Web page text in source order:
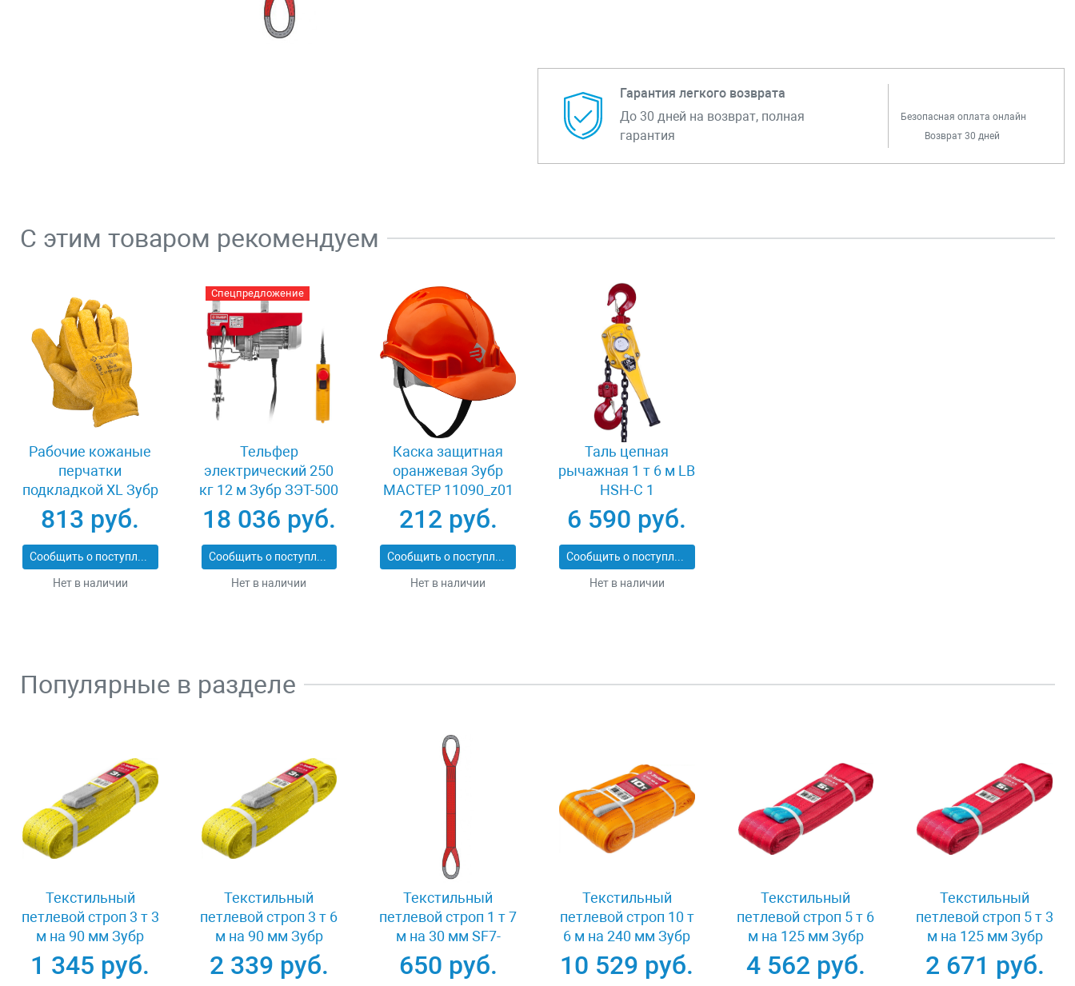
Гарантия легкого возврата
До 30 дней на возврат, полная
гарантия
Безопасная оплата онлайн
Возврат 30 дней
С этим товаром рекомендуем
Рабочие кожаные
перчатки
подкладкой XL Зубр
МАСТЕР 1135-XL
813 руб.
Сообщить о поступлении
Нет в наличии
Спецпредложение
Тельфер
электрический 250
кг 12 м Зубр ЗЭТ-500
18 036 руб.
Сообщить о поступлении
Нет в наличии
Каска защитная
оранжевая Зубр
МАСТЕР 11090_z01
212 руб.
Сообщить о поступлении
Нет в наличии
Таль цепная
рычажная 1 т 6 м LB
HSH-C 1
6 590 руб.
Сообщить о поступлении
Нет в наличии
Популярные в разделе
Текстильный
петлевой строп 3 т 3
м на 90 мм Зубр
43553-3-3
1 345 руб.
Текстильный
петлевой строп 3 т 6
м на 90 мм Зубр
43553-3-6
2 339 руб.
Текстильный
петлевой строп 1 т 7
м на 30 мм SF7-
СТП-1-7
650 руб.
Текстильный
петлевой строп 10 т
6 м на 240 мм Зубр
43559-10-6
10 529 руб.
Текстильный
петлевой строп 5 т 6
м на 125 мм Зубр
43555-5-6
4 562 руб.
Текстильный
петлевой строп 5 т 3
м на 125 мм Зубр
43555-5-3
2 671 руб.